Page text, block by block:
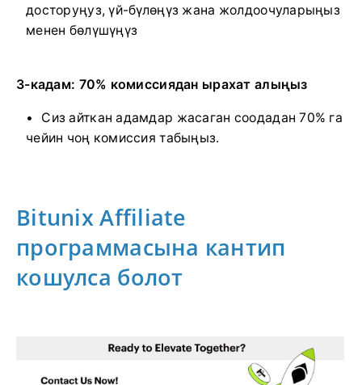
досторуңуз, үй-бүлөңүз жана жолдоочуларыңыз
менен бөлүшүңүз
3-кадам: 70% комиссиядан ырахат алыңыз
Сиз айткан адамдар жасаган соодадан 70% га
чейин чоң комиссия табыңыз.
Bitunix Affiliate
программасына кантип
кошулса болот